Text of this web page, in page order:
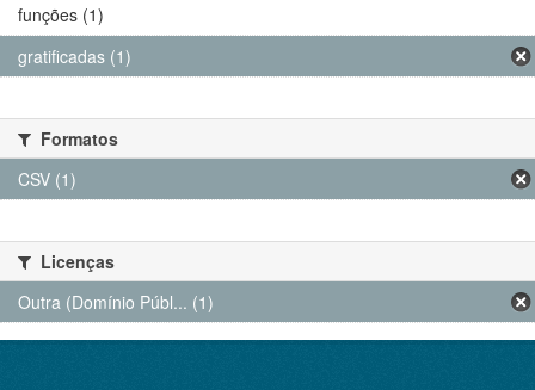
funções (1)
gratificadas (1)
Formatos
CSV (1)
Licenças
Outra (Domínio Públ... (1)